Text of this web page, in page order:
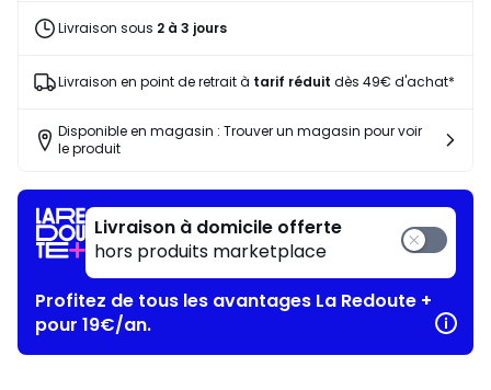
payer
place
Livraison sous 2 à 3 jours
Livraison en point de retrait à tarif réduit dès 49€ d'achat*
Disponible en magasin : Trouver un magasin pour voir
le produit
Livraison à domicile offerte
hors produits marketplace
Profitez de tous les avantages La Redoute +
pour 19€/an.